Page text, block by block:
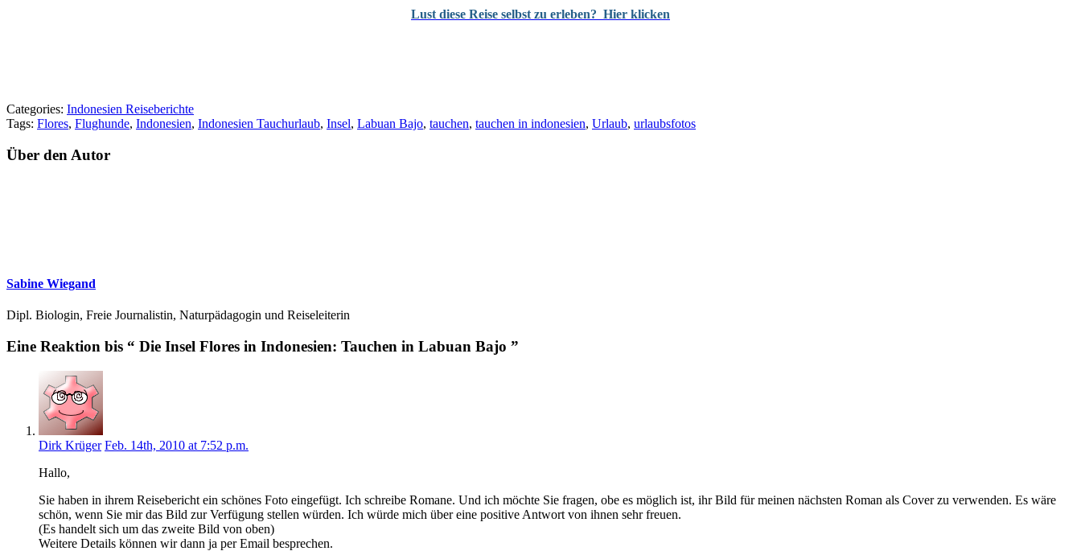
Lust diese Reise selbst zu erleben? Hier klicken
Categories: Indonesien Reiseberichte
Tags: Flores, Flughunde, Indonesien, Indonesien Tauchurlaub, Insel, Labuan Bajo, tauchen, tauchen in indonesien, Urlaub, urlaubsfotos
Über den Autor
Sabine Wiegand
Dipl. Biologin, Freie Journalistin, Naturpädagogin und Reiseleiterin
Eine Reaktion bis “ Die Insel Flores in Indonesien: Tauchen in Labuan Bajo ”
Dirk Krüger Feb. 14th, 2010 at 7:52 p.m.
Hallo,
Sie haben in ihrem Reisebericht ein schönes Foto eingefügt. Ich schreibe Romane. Und ich möchte Sie fragen, obe es möglich ist, ihr Bild für meinen nächsten Roman als Cover zu verwenden. Es wäre
schön, wenn Sie mir das Bild zur Verfügung stellen würden. Ich würde mich über eine positive Antwort von ihnen sehr freuen.
(Es handelt sich um das zweite Bild von oben)
Weitere Details können wir dann ja per Email besprechen.